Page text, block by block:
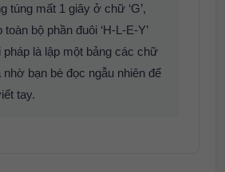
túng mất 1 giây ở chữ ‘G’,
bộ phần đuôi ‘H-L-E-Y’
pháp là lập một bảng các chữ
bạn bè đọc ngẫu nhiên để
tay.